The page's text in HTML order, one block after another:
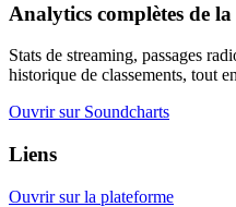
Analytics complètes de
Stats de streaming, passages
historique de classements, tout
Ouvrir sur Soundcharts
Liens
Ouvrir sur la plateforme